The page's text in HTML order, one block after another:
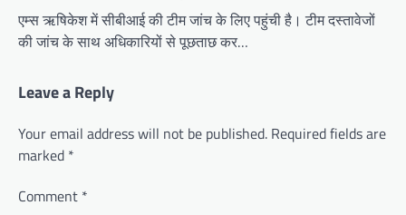
एम्स ऋषिकेश में सीबीआई की टीम जांच के लिए पहुंची है। टीम दस्तावेजों
की जांच के साथ अधिकारियों से पूछताछ कर…
Leave a Reply
Your email address will not be published. Required fields are
marked *
Comment *